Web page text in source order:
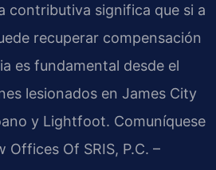
contributiva significa que si a
recuperar compensación
es fundamental desde el
lesionados en James City
y Lightfoot. Comuníquese
Of SRIS, P.C. –